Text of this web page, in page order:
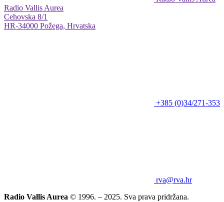
Radio Vallis Aurea
Cehovska 8/1
HR-34000 Požega, Hrvatska
+385 (0)34/271-353
rva@rva.hr
Radio Vallis Aurea © 1996. – 2025. Sva prava pridržana.